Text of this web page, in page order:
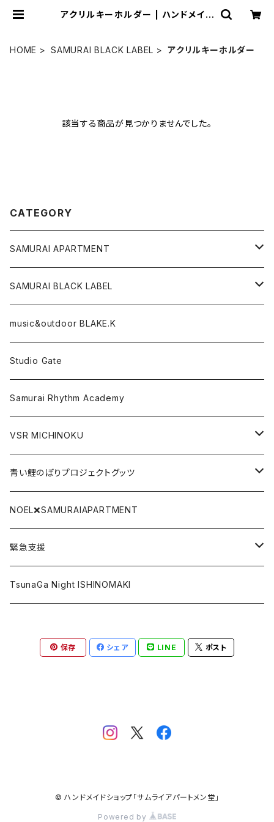
アクリルキーホルダー | ハンドメイド
HOME SAMURAI BLACK LABEL アクリルキーホルダー
該当する商品が見つかりませんでした。
CATEGORY
SAMURAI APARTMENT
CD,DVD,DLカード
Tシャツ
スマフォケース
Gate関連グッツ
前掛け
タオル
リストバンド
SAMURAI BLACK LABEL
ポストカード
SAMURAI BLACK LABEL
パーカー
Tシャツ
アクリルキーホルダー
music&outdoor BLAKE.K
Studio Gate
Samurai Rhythm Academy
VSR MICHINOKU
DVD
CD
DLカード
青い鯉のぼりプロジェクトグッツ
青い鯉のぼり手拭い
青い鯉のぼりTシャツ
NOEL❌SAMURAIAPARTMENT
緊急支援
復興北陸
台湾加油
TsunaGa Night ISHINOMAKI
保存 シェア LINE ポスト
© ハンドメイドショップ「サムライアパートメン堂」
Powered by